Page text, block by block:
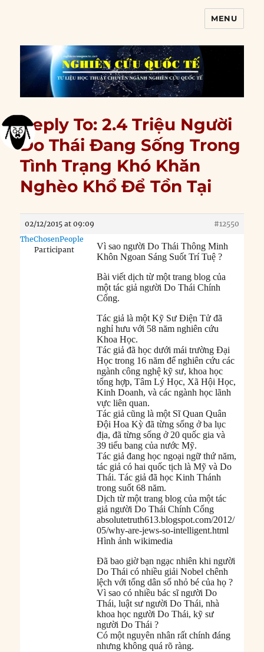
MENU
Reply To: 2.4 Triệu Người
Do Thái Đang Sống Trong
Tình Trạng Khó Khăn
Nghèo Khổ Để Tồn Tại
02/12/2015 at 09:09
#12550
TheChosenPeople
Participant
Vì sao người Do Thái Thông Minh
Khôn Ngoan Sáng Suốt Trí Tuệ ?
Bài viết dịch từ một trang blog của
một tác giả người Do Thái Chính
Cống.
Tác giả là một Kỹ Sư Điện Tử đã
nghỉ hưu với 58 năm nghiên cứu
Khoa Học.
Tác giả đã học dưới mái trường Đại
Học trong 16 năm để nghiên cứu các
ngành công nghệ kỹ sư, khoa học
tổng hợp, Tâm Lý Học, Xã Hội Học,
Kinh Doanh, và các ngành học lãnh
vực liên quan.
Tác giả cũng là một Sĩ Quan Quân
Đội Hoa Kỳ đã từng sống ở ba lục
địa, đã từng sống ở 20 quốc gia và
39 tiểu bang của nước Mỹ.
Tác giả đang học ngoại ngữ thứ năm,
tác giả có hai quốc tịch là Mỹ và Do
Thái. Tác giả đã học Kinh Thánh
trong suốt 68 năm.
Dịch từ một trang blog của một tác
giả người Do Thái Chính Cống
absolutetruth613.blogspot.com/2012/
05/why-are-jews-so-intelligent.html
Hình ảnh wikimedia
Đã bao giờ bạn ngạc nhiên khi người
Do Thái có nhiều giải Nobel chênh
lệch với tổng dân số nhỏ bé của họ ?
Vì sao có nhiều bác sĩ người Do
Thái, luật sư người Do Thái, nhà
khoa học người Do Thái, kỹ sư
người Do Thái ?
Có một nguyên nhân rất chính đáng
nhưng không quá rõ ràng.